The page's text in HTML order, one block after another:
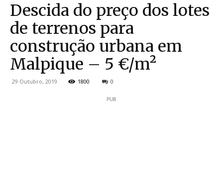
Descida do preço dos lotes
de terrenos para
construção urbana em
Malpique – 5 €/m²
29 Outubro, 2019 1800 0
PUB